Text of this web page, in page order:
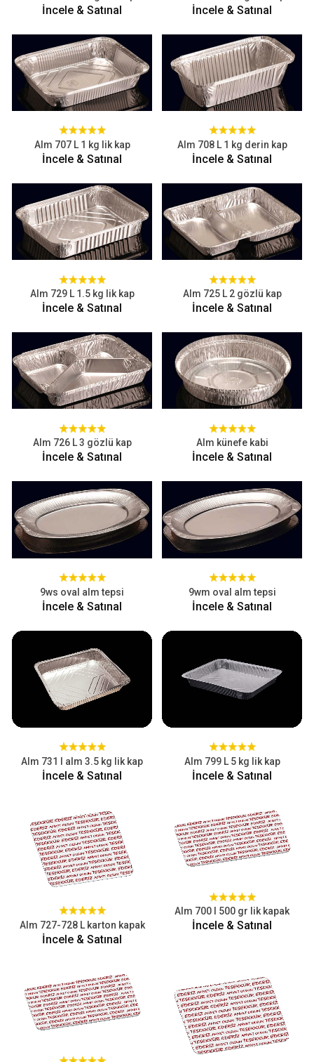
İncele & Satınal İncele & Satınal
Alm 707 L 1 kg lik kap
İncele & Satınal
Alm 708 L 1 kg derin kap
İncele & Satınal
Alm 729 L 1.5 kg lik kap
İncele & Satınal
Alm 725 L 2 gözlü kap
İncele & Satınal
Alm 726 L 3 gözlü kap
İncele & Satınal
Alm künefe kabi
İncele & Satınal
9ws oval alm tepsi
İncele & Satınal
9wm oval alm tepsi
İncele & Satınal
Alm 731 l alm 3.5 kg lik kap
İncele & Satınal
Alm 799 L 5 kg lik kap
İncele & Satınal
Alm 727-728 L karton kapak
İncele & Satınal
Alm 700 l 500 gr lik kapak
İncele & Satınal